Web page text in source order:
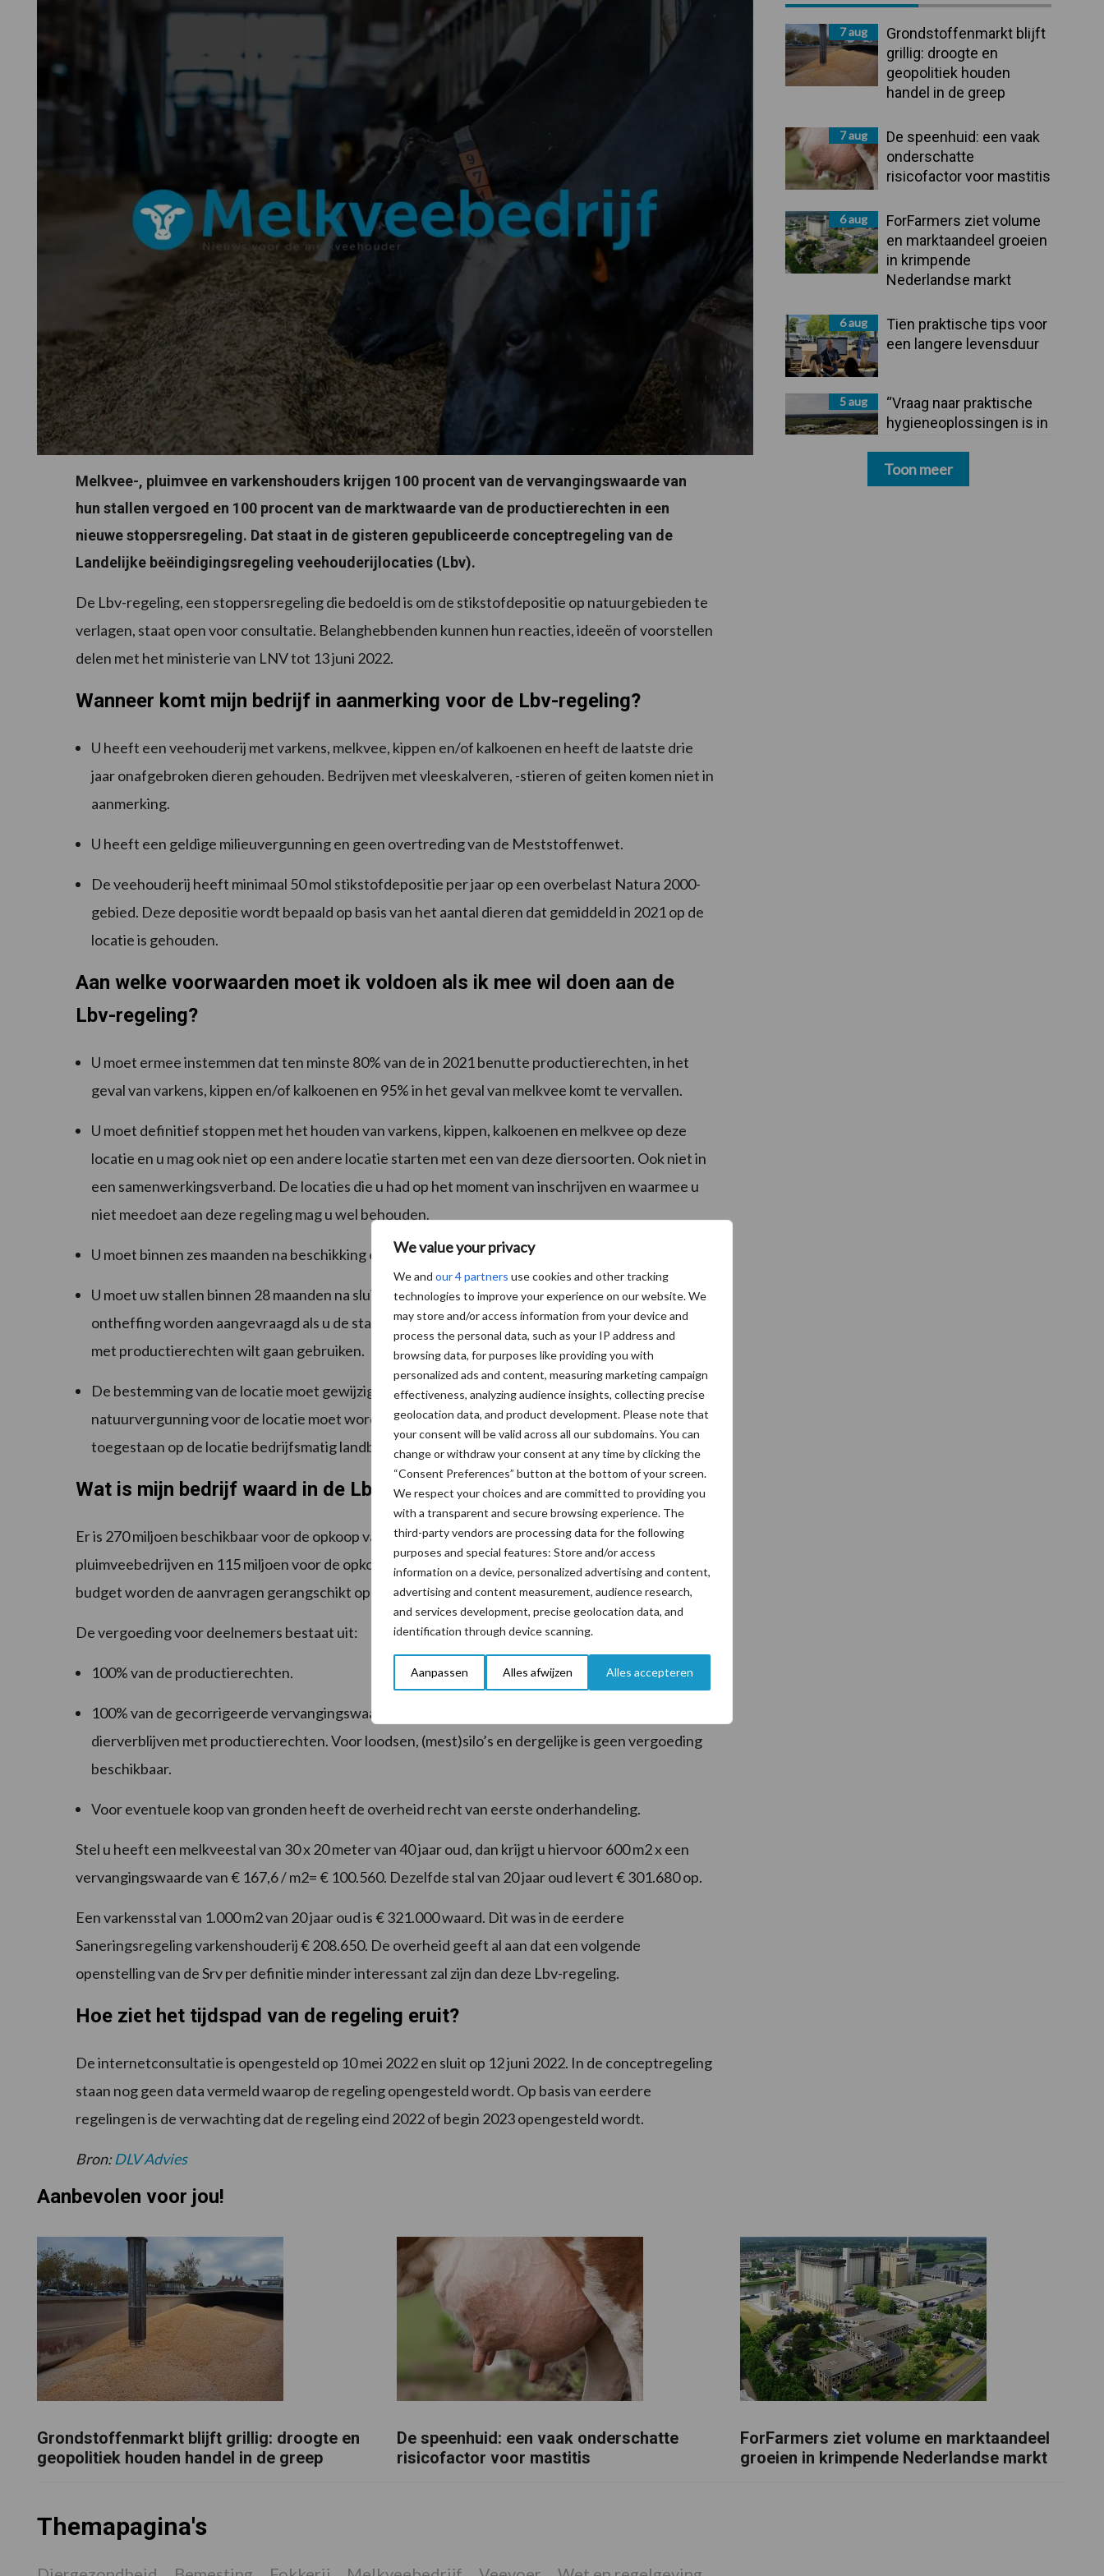
We value your privacy
We and our 4 partners use cookies and other tracking
technologies to improve your experience on our website. We
may store and/or access information from your device and
process the personal data, such as your IP address and
browsing data, for purposes like providing you with
personalized ads and content, measuring marketing campaign
effectiveness, analyzing audience insights, collecting precise
geolocation data, and product development. Please note that
your consent will be valid across all our subdomains. You can
change or withdraw your consent at any time by clicking the
“Consent Preferences” button at the bottom of your screen.
We respect your choices and are committed to providing you
with a transparent and secure browsing experience. The
third-party vendors are processing data for the following
purposes and special features: Store and/or access
information on a device, personalized advertising and content,
advertising and content measurement, audience research,
and services development, precise geolocation data, and
identification through device scanning.
Aanpassen Alles afwijzen Alles accepteren
Melkvee-, pluimvee en varkenshouders krijgen 100 procent van de vervangingswaarde van
hun stallen vergoed en 100 procent van de marktwaarde van de productierechten in een
nieuwe stoppersregeling. Dat staat in de gisteren gepubliceerde conceptregeling van de
Landelijke beëindigingsregeling veehouderijlocaties (Lbv).
De Lbv-regeling, een stoppersregeling die bedoeld is om de stikstofdepositie op natuurgebieden te
verlagen, staat open voor consultatie. Belanghebbenden kunnen hun reacties, ideeën of voorstellen
delen met het ministerie van LNV tot 13 juni 2022.
Wanneer komt mijn bedrijf in aanmerking voor de Lbv-regeling?
U heeft een veehouderij met varkens, melkvee, kippen en/of kalkoenen en heeft de laatste drie
jaar onafgebroken dieren gehouden. Bedrijven met vleeskalveren, -stieren of geiten komen niet in
aanmerking.
U heeft een geldige milieuvergunning en geen overtreding van de Meststoffenwet.
De veehouderij heeft minimaal 50 mol stikstofdepositie per jaar op een overbelast Natura 2000-
gebied. Deze depositie wordt bepaald op basis van het aantal dieren dat gemiddeld in 2021 op de
locatie is gehouden.
Aan welke voorwaarden moet ik voldoen als ik mee wil doen aan de
Lbv-regeling?
U moet ermee instemmen dat ten minste 80% van de in 2021 benutte productierechten, in het
geval van varkens, kippen en/of kalkoenen en 95% in het geval van melkvee komt te vervallen.
U moet definitief stoppen met het houden van varkens, kippen, kalkoenen en melkvee op deze
locatie en u mag ook niet op een andere locatie starten met een van deze diersoorten. Ook niet in
een samenwerkingsverband. De locaties die u had op het moment van inschrijven en waarmee u
niet meedoet aan deze regeling mag u wel behouden.
U moet binnen zes maanden na beschikking een overeenkomst opsturen dat u mee wilt doen.
U moet uw stallen binnen 28 maanden na sluiting van de overeenkomst slopen. Er kan een
ontheffing worden aangevraagd als u de stallen voor een ander doel dan het houden van dieren
met productierechten wilt gaan gebruiken.
De bestemming van de locatie moet gewijzigd worden en de omgevingsvergunning milieu en
natuurvergunning voor de locatie moet worden ingetrokken of aangepast zodat het niet langer is
toegestaan op de locatie bedrijfsmatig landbouwhuisdieren te houden.
Wat is mijn bedrijf waard in de Lbv-regeling?
Er is 270 miljoen beschikbaar voor de opkoop van melkveebedrijven, 115 miljoen voor de opkoop van
pluimveebedrijven en 115 miljoen voor de opkoop van varkensbedrijven. Bij overschrijding van dit
budget worden de aanvragen gerangschikt op basis van de kosten per mol depositie.
De vergoeding voor deelnemers bestaat uit:
100% van de productierechten.
100% van de gecorrigeerde vervangingswaarde van de gebouwen. Hierbij gaat het om de
dierverblijven met productierechten. Voor loodsen, (mest)silo’s en dergelijke is geen vergoeding
beschikbaar.
Voor eventuele koop van gronden heeft de overheid recht van eerste onderhandeling.
Stel u heeft een melkveestal van 30 x 20 meter van 40 jaar oud, dan krijgt u hiervoor 600 m2 x een
vervangingswaarde van € 167,6 / m2= € 100.560. Dezelfde stal van 20 jaar oud levert € 301.680 op.
Een varkensstal van 1.000 m2 van 20 jaar oud is € 321.000 waard. Dit was in de eerdere
Saneringsregeling varkenshouderij € 208.650. De overheid geeft al aan dat een volgende
openstelling van de Srv per definitie minder interessant zal zijn dan deze Lbv-regeling.
Hoe ziet het tijdspad van de regeling eruit?
De internetconsultatie is opengesteld op 10 mei 2022 en sluit op 12 juni 2022. In de conceptregeling
staan nog geen data vermeld waarop de regeling opengesteld wordt. Op basis van eerdere
regelingen is de verwachting dat de regeling eind 2022 of begin 2023 opengesteld wordt.
Bron:DLV Advies
Sidebar7 aug
Grondstoffenmarkt blijft
grillig: droogte en
geopolitiek houden
handel in de greep
7 aug
De speenhuid: een vaak
onderschatte
risicofactor voor mastitis
6 aug
ForFarmers ziet volume
en marktaandeel groeien
in krimpende
Nederlandse markt
6 aug
Tien praktische tips voor
een langere levensduur
5 aug
“Vraag naar praktische
hygieneoplossingen is in
Toon meer
Aanbevolen voor jou!
Grondstoffenmarkt blijft grillig: droogte en
geopolitiek houden handel in de greep
De speenhuid: een vaak onderschatte
risicofactor voor mastitis
ForFarmers ziet volume en marktaandeel
groeien in krimpende Nederlandse markt
Themapagina's